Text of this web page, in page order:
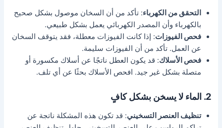
التحقق من الكهرباء: تأكد من أن السخان موصول بشكل صحيح
بالكهرباء وأن المصدر الكهربائي يعمل بشكل طبيعي.
فحص الفيوزات: إذا كانت الفيوزات معطلة، فقد يتوقف السخان
عن العمل. تأكد من أن الفيوزات سليمة.
فحص الأسلاك: قد يكون العطل ناتجًا عن أسلاك مكسورة أو
متصلة بشكل غير جيد. افحص الأسلاك بحثًا عن أي تلف.
2. الماء لا يسخن بشكل كافٍ
تنظيف العنصر التسخيني: قد تكون هذه المشكلة ناتجة عن